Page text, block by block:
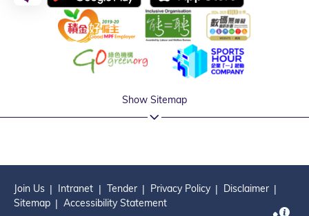
Show Sitemap
Join Us Intranet Tender Privacy Policy
Disclaimer
Sitemap
Accessibility Statement